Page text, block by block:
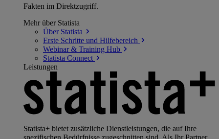
Fakten im Direktzugriff.
Mehr über Statista
Über Statista
Erste Schritte und Hilfebereich
Webinar & Training Hub
Statista Connect
Leistungen
Statista+ bietet zusätzliche Dienstleistungen, die auf Ihre
spezifischen Bedürfnisse zugeschnitten sind. Als Ihr Partner